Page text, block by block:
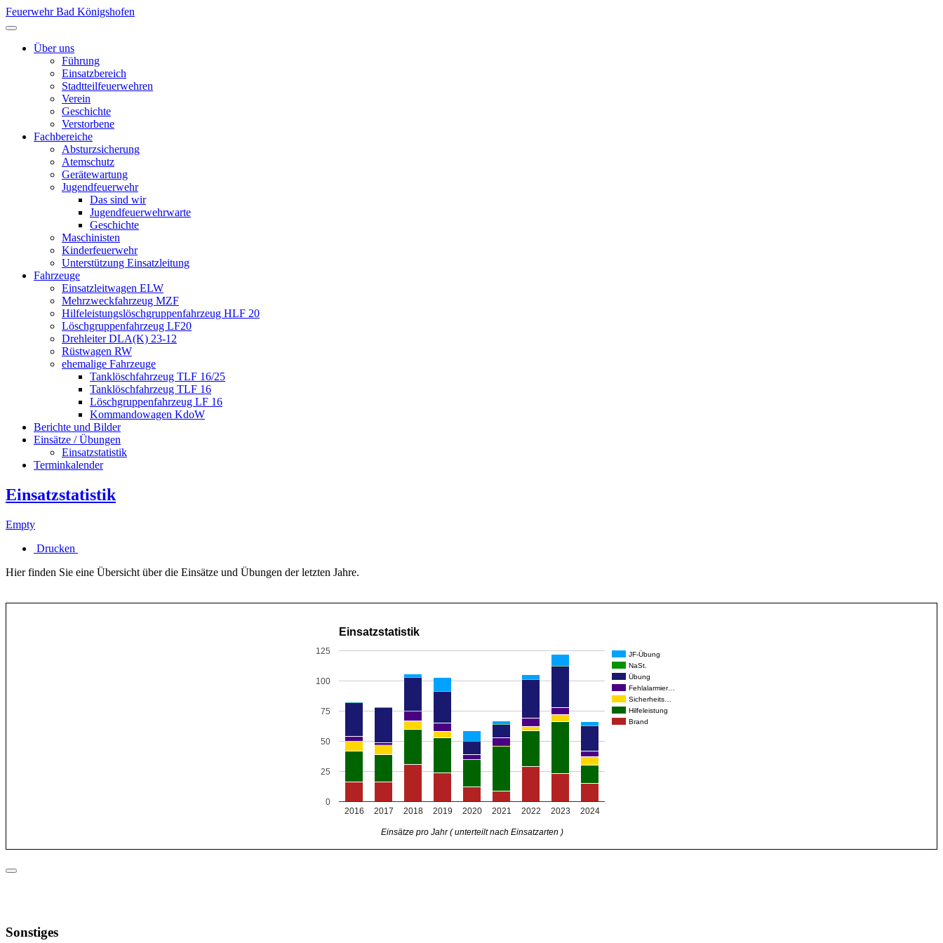
Feuerwehr Bad Königshofen
Über uns
Führung
Einsatzbereich
Stadtteilfeuerwehren
Verein
Geschichte
Verstorbene
Fachbereiche
Absturzsicherung
Atemschutz
Gerätewartung
Jugendfeuerwehr
Das sind wir
Jugendfeuerwehrwarte
Geschichte
Maschinisten
Kinderfeuerwehr
Unterstützung Einsatzleitung
Fahrzeuge
Einsatzleitwagen ELW
Mehrzweckfahrzeug MZF
Hilfeleistungslöschgruppenfahrzeug HLF 20
Löschgruppenfahrzeug LF20
Drehleiter DLA(K) 23-12
Rüstwagen RW
ehemalige Fahrzeuge
Tanklöschfahrzeug TLF 16/25
Tanklöschfahrzeug TLF 16
Löschgruppenfahrzeug LF 16
Kommandowagen KdoW
Berichte und Bilder
Einsätze / Übungen
Einsatzstatistik
Terminkalender
Einsatzstatistik
Empty
Drucken
Hier finden Sie eine Übersicht über die Einsätze und Übungen der letzten Jahre.
Einsatzstatistik
JF-Übung
NaSt.
Übung
Fehlalarmier…
Sicherheits…
Hilfeleistung
Brand
2016 2017 2018 2019 2020 2021 2022 2023 2024
0
25
50
75
100
125
Einsätze pro Jahr ( unterteilt nach Einsatzarten )
Sonstiges